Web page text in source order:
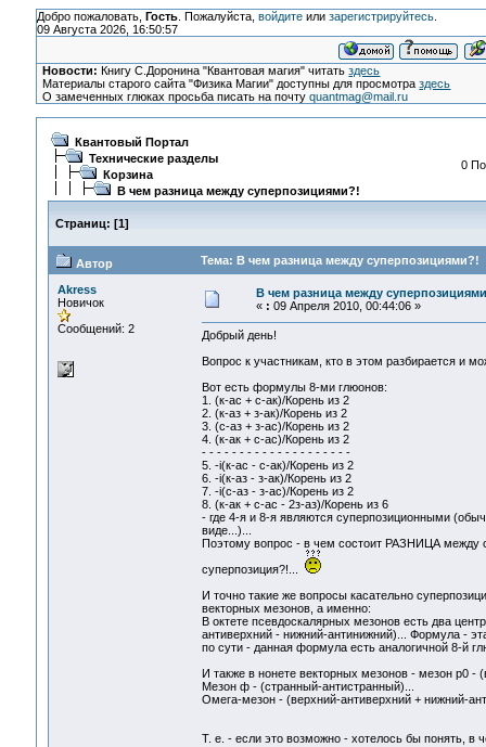
Добро пожаловать, Гость. Пожалуйста, войдитеили зарегистрируйтесь.
09 Августа 2026, 16:50:57
Новости: Книгу С.Доронина "Квантовая магия" читатьздесь
Материалы старого сайта "Физика Магии" доступны для просмотраздесь
О замеченных глюках просьба писать на почтуquantmag@mail.ru
Квантовый Портал
Технические разделы
Корзина
В чем разница между суперпозициями?!
0
Страниц: [1]
Автор Тема: В чем разница между суперпозициями?!
Akress
Новичок
Сообщений: 2
В чем разница между
« : 09 Апреля 2010, 00:44:06 »
Добрый день!
Вопрос к участникам, кто в этом разбирается и
Вот есть формулы 8-ми глюонов:
1. (к-ас + с-ак)/Корень из 2
2. (к-аз + з-ак)/Корень из 2
3. (с-аз + з-ас)/Корень из 2
4. (к-ак + с-ас)/Корень из 2
- - - - - - - - - - - - - - - - - - - -
5. -i(к-ас - с-ак)/Корень из 2
6. -i(к-аз - з-ак)/Корень из 2
7. -i(с-аз - з-ас)/Корень из 2
8. (к-ак + с-ас - 2з-аз)/Корень из 6
- где 4-я и 8-я являются суперпозиционными
виде...)...
Поэтому вопрос - в чем состоит РАЗНИЦА между
суперпозиция?!...
И точно такие же вопросы касательно
векторных мезонов, а именно:
В октете псевдоскалярных мезонов есть два
антиверхний - нижний-антинижний)... Формула -
по сути - данная формула есть аналогичной 8-й
И также в нонете векторных мезонов - мезон р0 -
Мезон ф - (странный-антистранный)...
Омега-мезон - (верхний-антиверхний + нижний-
Т. е. - если это возможно - хотелось бы понять,